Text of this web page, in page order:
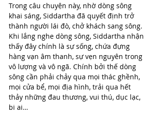
Trong câu chuyện này, nhờ dòng sông
khai sáng, Siddartha đã quyết định trở
thành người lái đò, chở khách sang sông.
Khi lắng nghe dòng sông, Siddartha nhận
thấy đây chính là sự sống, chứa đựng
hàng vạn âm thanh, sự vẹn nguyên trong
vô lượng và vô ngã. Chính bởi thế dòng
sông cần phải chảy qua mọi thác ghềnh,
mọi cửa bể, mọi địa hình, trải qua hết
thảy những đau thương, vui thú, dục lạc,
bi ai…